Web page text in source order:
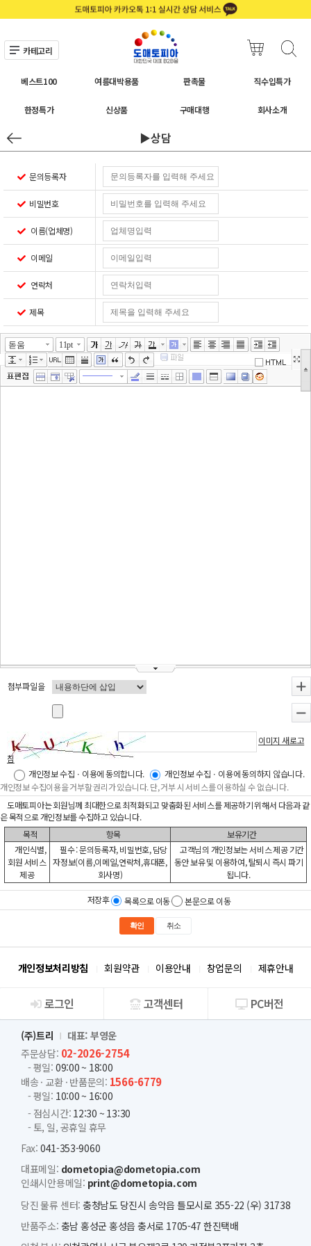
카테고리
베스트100 여름대박용품 판촉물 직수입특가
한정특가 신상품 구매대행 회사소개
▶상담
문의등록자
비밀번호
이름(업체명)
이메일
연락처
제목
돋움 11pt
첨부파일을
이미지 새로고
침
개인정보 수집ㆍ이용에 동의합니다.
개인정보 수집ㆍ이용에 동의하지 않습니다.
개인정보 수집이용을 거부할 권리가 있습니다. 단, 거부 시 서비스를 이용하실 수 없습니다.
도매토피아는 회원님께 최대한으로 최적화되고 맞춤화된 서비스를 제공하기 위해서 다음과 같
은 목적으로 개인정보를 수집하고 있습니다.
목적
항목
보유기간
개인식별,
회원 서비스
제공
필수 : 문의등록자, 비밀번호, 담당
자정보(이름,이메일,연락처,휴대폰,
회사명)
고객님의 개인정보는 서비스 제공 기간
동안 보유 및 이용하여, 탈퇴시 즉시 파기
됩니다.
저장후 목록으로 이동 본문으로 이동
확인 취소
개인정보처리방침 회원약관 이용안내 창업문의 제휴안내
회사소개
로그인 고객센터 PC버전
(주)트리
대표: 부영운
주문상담: 02-2026-2754
- 평일: 09:00 ~ 18:00
배송 · 교환 · 반품문의: 1566-6779
- 평일: 10:00 ~ 16:00
- 점심시간: 12:30 ~ 13:30
- 토, 일, 공휴일 휴무
Fax: 041-353-9060
대표메일: dometopia@dometopia.com
인쇄시안용메일: print@dometopia.com
당진 물류 센터: 충청남도 당진시 송악읍 틀모시로 355-22 (우) 31738
반품주소: 충남 홍성군 홍성읍 충서로 1705-47 한진택배